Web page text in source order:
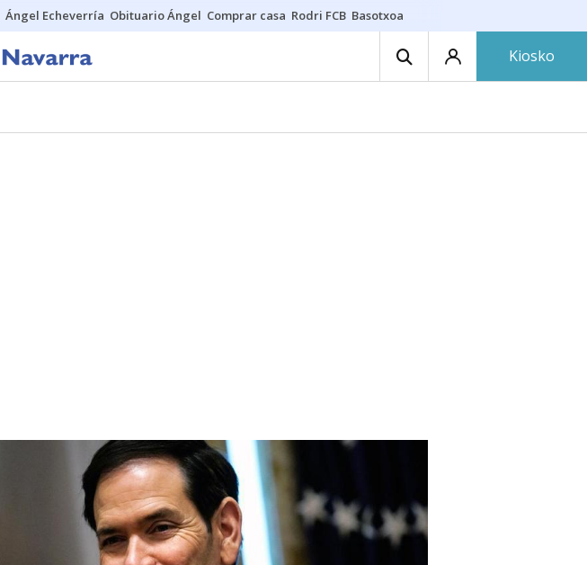
Ángel Echeverría Obituario Ángel Comprar casa Rodri FCB Basotxoa
Kiosko